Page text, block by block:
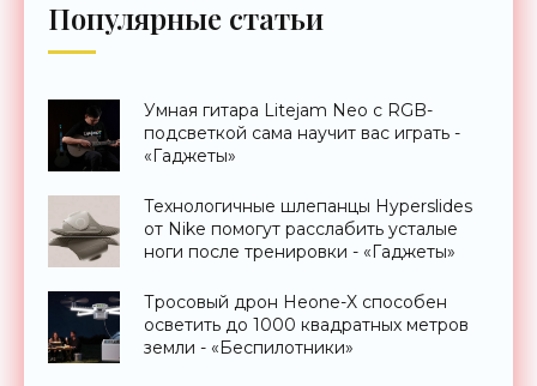
Популярные статьи
Умная гитара Litejam Neo с RGB-
подсветкой сама научит вас играть -
«Гаджеты»
Технологичные шлепанцы Hyperslides
от Nike помогут расслабить усталые
ноги после тренировки - «Гаджеты»
Тросовый дрон Heone-X способен
осветить до 1000 квадратных метров
земли - «Беспилотники»